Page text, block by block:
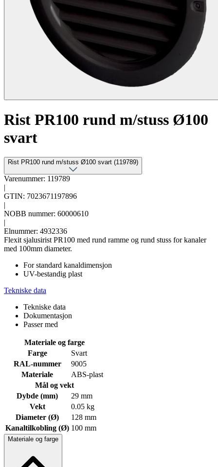
Rist PR100 rund m/stuss Ø100
svart
Rist PR100 rund m/stuss Ø100 svart (119789)
Varenummer: 119789
|
GTIN: 7023671197896
|
NOBB nummer: 60000610
|
Elnummer: 4932336
Flexit sjalusirist PR100 med rund ramme og rund stuss for kanaler
med 100mm diameter.
For standard kanaldimensjon
UV-bestandig plast
Tekniske data
Tekniske data
Dokumentasjon
Passer med
Materiale og farge
Farge
Svart
RAL-nummer
9005
Materiale
ABS-plast
Mål og vekt
Dybde (mm)
29 mm
Vekt
0.05 kg
Diameter (Ø)
128 mm
Kanaltilkobling (Ø) 100 mm
Materiale og farge